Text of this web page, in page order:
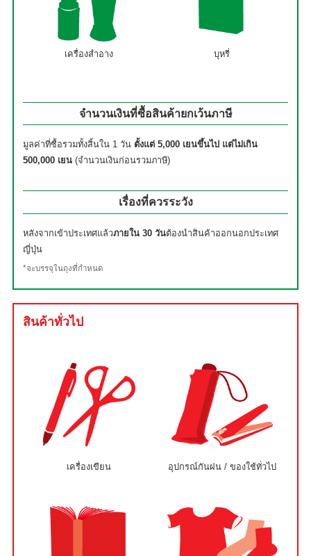
เครื่องสำอาง บุหรี่
จำนวนเงินที่ซื้อสินค้ายกเว้นภาษี
มูลค่าที่ซื้อรวมทั้งสิ้นใน 1 วัน ตั้งแต่ 5,000 เยนขึ้นไป แต่ไม่เกิน
500,000 เยน(จำนวนเงินก่อนรวมภาษี)
เรื่องที่ควรระวัง
หลังจากเข้าประเทศแล้วภายใน 30 วันต้องนำสินค้าออกนอกประเทศ
ญี่ปุ่น
*จะบรรจุในถุงที่กำหนด
สินค้าทั่วไป
เครื่องเขียน อุปกรณ์กันฝน / ของใช้ทั่วไป